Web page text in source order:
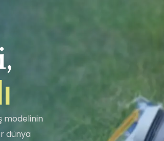
ı
modelinin
dünya